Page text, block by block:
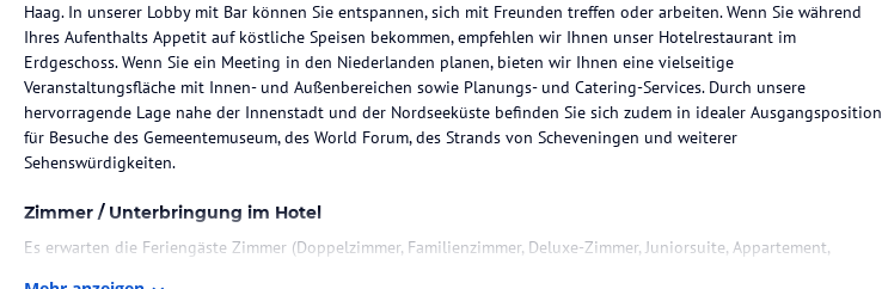
Haag. In unserer Lobby mit Bar können Sie entspannen, sich mit Freunden treffen oder arbeiten. Wenn Sie während
Ihres Aufenthalts Appetit auf köstliche Speisen bekommen, empfehlen wir Ihnen unser Hotelrestaurant im
Erdgeschoss. Wenn Sie ein Meeting in den Niederlanden planen, bieten wir Ihnen eine vielseitige
Veranstaltungsfläche mit Innen- und Außenbereichen sowie Planungs- und Catering-Services. Durch unsere
hervorragende Lage nahe der Innenstadt und der Nordseeküste befinden Sie sich zudem in idealer Ausgangsposition
für Besuche des Gemeentemuseum, des World Forum, des Strands von Scheveningen und weiterer
Sehenswürdigkeiten.
Zimmer / Unterbringung im Hotel
Es erwarten die Feriengäste Zimmer (Doppelzimmer, Familienzimmer, Deluxe-Zimmer, Juniorsuite, Appartement,